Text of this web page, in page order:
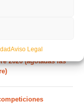
Aviso Legal
Federación
Licencia UEFA
2026 (agotadas las